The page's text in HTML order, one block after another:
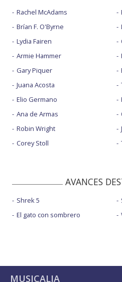
Rachel McAdams
Brían F. O'Byrne
Lydia Fairen
Armie Hammer
Gary Piquer
Juana Acosta
Elio Germano
Ana de Armas
Robin Wright
Corey Stoll
AVANCES
Shrek 5
El gato con sombrero
MUSICALIA